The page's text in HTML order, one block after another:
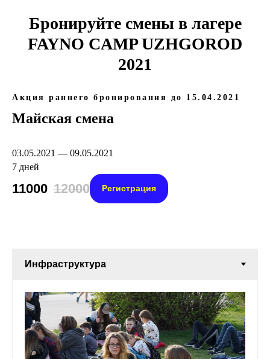
Бронируйте смены в лагере
FAYNO CAMP UZHGOROD
2021
Акция раннего бронирования до 15.04.2021
Майская смена
03.05.2021 — 09.05.2021
7 дней
11000 12000 Регистрация